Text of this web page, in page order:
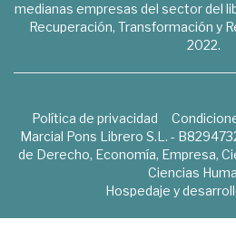
medianas empresas del sector del
Recuperación, Transformación y
2022.
Política de privacidad
Marcial Pons Librero S.L. -
de Derecho, Economía, Empresa,
Ciencias
Hospedaje y